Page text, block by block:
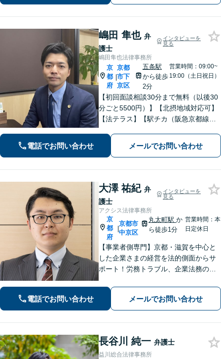
ご相談ください】【Web面談可】
嶋田 隼也 弁
護士
インタビューを
見る
嶋田隼也法律事務所
京
都
府
|
京都
市下
京区
五条駅
から徒歩
2分
営業時間：09:00~
19:00（土日祝日）
【初回面談相談30分まで無料（以後30
分ごと5500円）】【北摂地域対応可】
【法テラス】【駅チカ（阪急京都線烏
徒歩４分、地下鉄五条駅１番出口徒歩
２分】丁寧にわかりやすく説明。オン
電話でお問い合わせ メールでお問い合わせ
大澤 祐紀 弁
護士
インタビューを
見る
アクシス法律事務所
京
都
府
|
京都市
中京区
丸太町駅か
ら徒歩1分
営業時間：本
日定休日
【事業者側専門】京都・滋賀を中心と
した企業さまの経営を法的側面からサ
ポート！労務トラブル、企業法務のご
問題への対応を中心に、その他中小企
業法務について豊富な経験がありま
す。【Web相談可】
電話でお問い合わせ メールでお問い合わせ
長谷川 純一 弁護士
益川総合法律事務所